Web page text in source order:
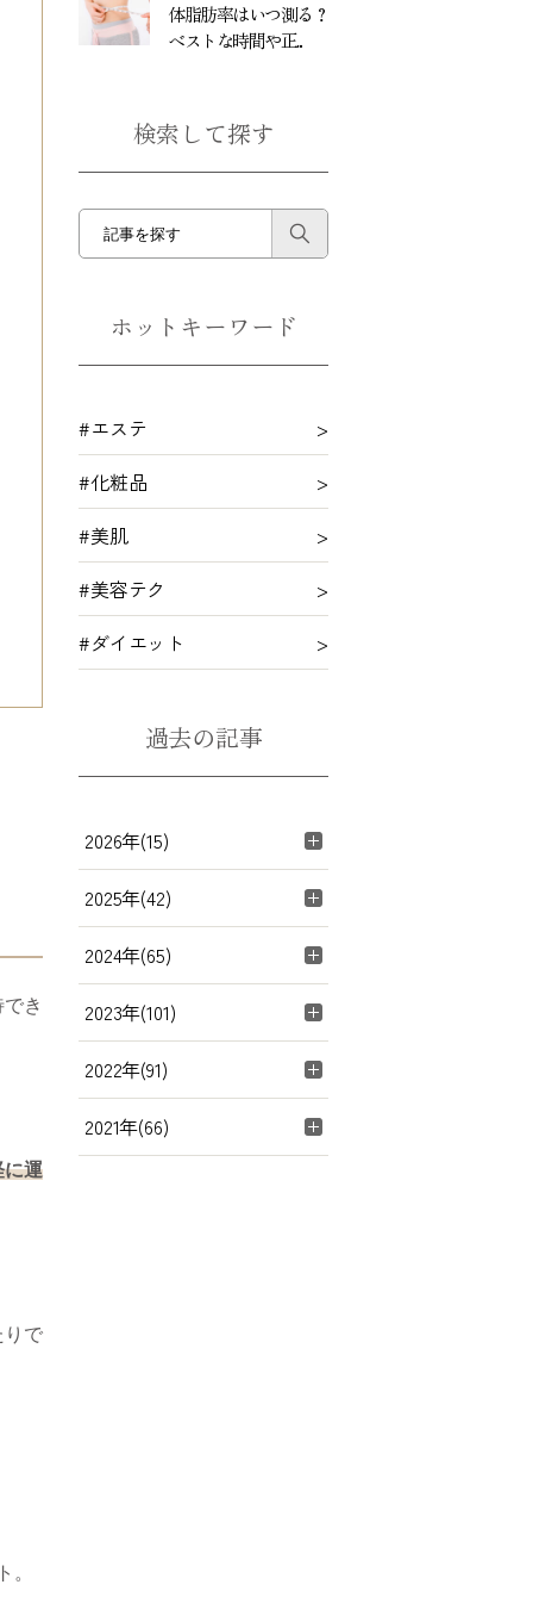
き
に運
りで
。
体脂肪率はいつ測る？
ベストな時間や正...
検索して探す
ホットキーワード
#エステ
#化粧品
#美肌
#美容テク
#ダイエット
過去の記事
2026年(15)
2025年(42)
2024年(65)
2023年(101)
2022年(91)
2021年(66)